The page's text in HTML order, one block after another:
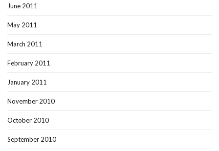
June 2011
May 2011
March 2011
February 2011
January 2011
November 2010
October 2010
September 2010